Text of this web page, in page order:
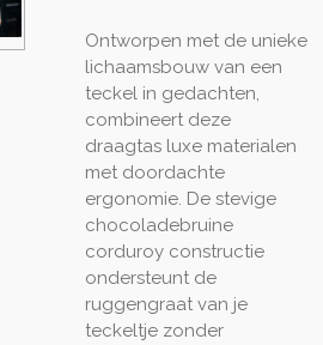
Ontworpen met de unieke
lichaamsbouw van een
teckel in gedachten,
combineert deze
draagtas luxe materialen
met doordachte
ergonomie. De stevige
chocoladebruine
corduroy constructie
ondersteunt de
ruggengraat van je
teckeltje zonder